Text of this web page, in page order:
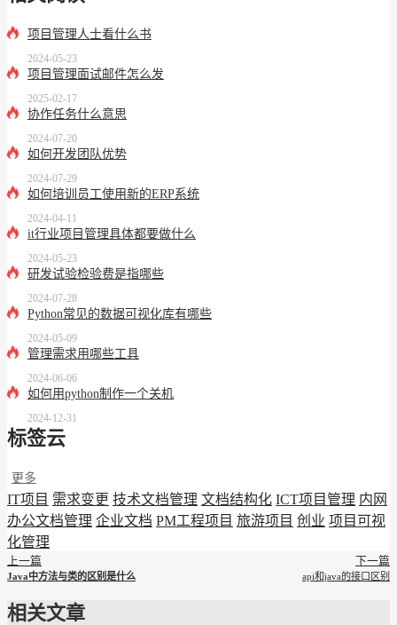
项目管理人士看什么书
2024-05-23
项目管理面试邮件怎么发
2025-02-17
协作任务什么意思
2024-07-20
如何开发团队优势
2024-07-29
如何培训员工使用新的ERP系统
2024-04-11
it行业项目管理具体都要做什么
2024-05-23
研发试验检验费是指哪些
2024-07-28
Python常见的数据可视化库有哪些
2024-05-09
管理需求用哪些工具
2024-06-06
如何用python制作一个关机
2024-12-31
标签云
更多
IT项目 需求变更 技术文档管理 文档结构化 ICT项目管理 内网
办公文档管理 企业文档 PM工程项目 旅游项目 创业 项目可视
化管理
上一篇
Java中方法与类的区别是什么
下一篇
api和java的接口区别
相关文章